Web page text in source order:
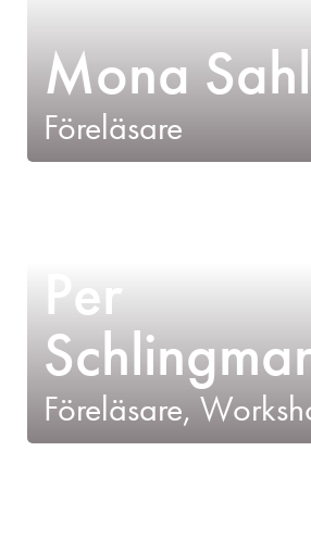
Mona
Föreläsare
Per
Föreläsare,